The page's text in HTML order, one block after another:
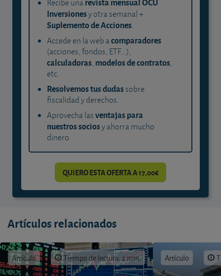
Recibe una
Inversionesy otra semanal +
Suplemento de Acciones.
Accede en la web acomparadores
(acciones, fondos, ETF...),
calculadoras, modelos de contratos,
etc.
Resolvemos tus dudassobre
fiscalidad y derechos.
Aprovecha lasventajas para
nuestros sociosy ahorra mucho
dinero.
QUIERO ESTA OFERTA A 17,00€
Artículos relacionados
Artículo Tiempo de lectura: 2 min. Artículo